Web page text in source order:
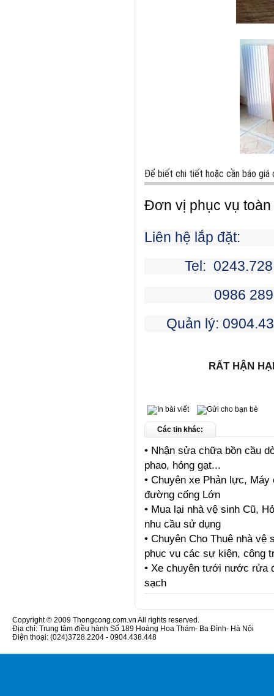
Để biết chi tiết hoặc cần báo giá
Đơn vị phục vụ toàn
Liên hệ lắp đặt:
Tel:
0986 289 389
Quản lý:
RẤT HẬN
Các tin khác:
• Nhận sửa chữa bồn cầu
phao, hỏng gạt...
• Chuyên xe Phản lực, Máy
đường cống Lớn
• Mua lại nhà vệ sinh Cũ,
nhu cầu sử dụng
• Chuyên Cho Thuê nhà vệ
phục vụ các sự kiện, công
• Xe chuyên tưới nước rửa
sạch
Copyright © 2009 Thongcong.com.vn All rights reserved.
Địa chỉ: Trung tâm điều hành Số 189 Hoàng Hoa Thám- Ba Đình- Hà Nội
Điện thoại: (024)3728.2204 - 0904.438.448